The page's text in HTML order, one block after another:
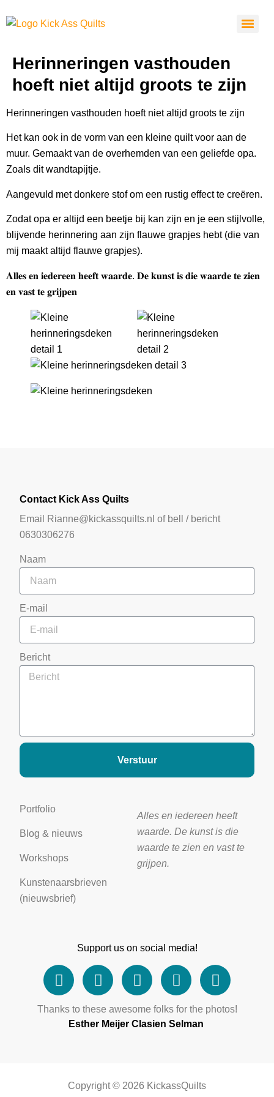
Herinneringen vasthouden
hoeft niet altijd groots te zijn
Herinneringen vasthouden hoeft niet altijd groots te zijn
Het kan ook in de vorm van een kleine quilt voor aan de
muur. Gemaakt van de overhemden van een geliefde opa.
Zoals dit wandtapijtje.
Aangevuld met donkere stof om een rustig effect te creëren.
Zodat opa er altijd een beetje bij kan zijn en je een stijlvolle,
blijvende herinnering aan zijn flauwe grapjes hebt (die van
mij maakt altijd flauwe grapjes).
𝐀𝐥𝐥𝐞𝐬 𝐞𝐧 𝐢𝐞𝐝𝐞𝐫𝐞𝐞𝐧 𝐡𝐞𝐞𝐟𝐭 𝐰𝐚𝐚𝐫𝐝𝐞. 𝐃𝐞 𝐤𝐮𝐧𝐬𝐭 𝐢𝐬 𝐝𝐢𝐞 𝐰𝐚𝐚𝐫𝐝𝐞 𝐭𝐞 𝐳𝐢𝐞𝐧
𝐞𝐧 𝐯𝐚𝐬𝐭 𝐭𝐞 𝐠𝐫𝐢𝐣𝐩𝐞𝐧
Contact Kick Ass Quilts
Email Rianne@kickassquilts.nl of bell / bericht
0630306276
Naam
E-mail
Bericht
Verstuur
Portfolio
Blog & nieuws
Workshops
Kunstenaarsbrieven
(nieuwsbrief)
Alles en iedereen heeft
waarde. De kunst is die
waarde te zien en vast te
grijpen.
Support us on social media!
Thanks to these awesome folks for the photos!
Esther Meijer Clasien Selman
Copyright © 2026 KickassQuilts